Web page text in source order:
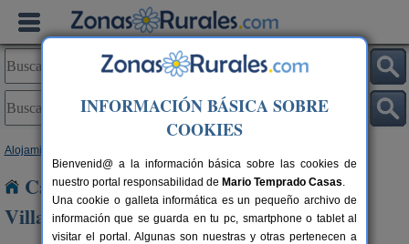
Alojamientos
Casas Rurales cerca de Puras de
Villafranca
INFORMACIÓN BÁSICA SOBRE
COOKIES
Bienvenid@ a la información básica sobre las cookies de
nuestro portal responsabilidad de Mario Temprado Casas.
Una cookie o galleta informática es un pequeño archivo de
información que se guarda en tu pc, smartphone o tablet al
visitar el portal. Algunas son nuestras y otras pertenecen a